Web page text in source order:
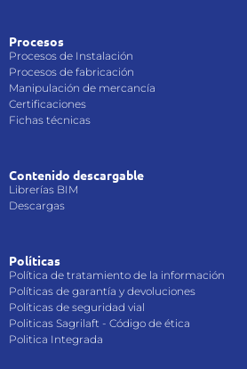
Procesos
Procesos de Instalación
Procesos de fabricación
Manipulación de mercancía
Certificaciones
Fichas técnicas
Contenido descargable
Librerías BIM
Descargas
Políticas
Política de tratamiento de la información
Políticas de garantía y devoluciones
Políticas de seguridad vial
Politicas Sagrilaft - Código de ética
Politica Integrada